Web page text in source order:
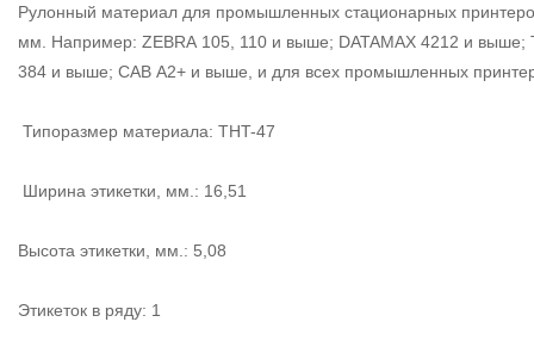
Рулонный материал для промышленных стационарных
мм. Например: ZEBRA 105, 110 и выше; DATAMAX 4212 и выше;
384 и выше; CAB A2+ и выше, и для всех промышленных
Типоразмер материала: THT-47
Ширина этикетки, мм.: 16,51
Высота этикетки, мм.: 5,08
Этикеток в ряду: 1